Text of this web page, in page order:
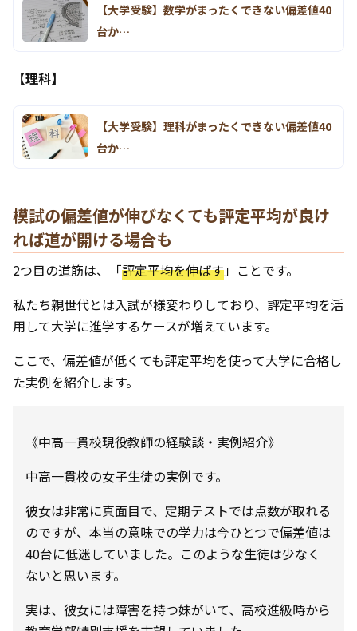
【大学受験】数学がまったくできない偏差値40
台か…
【理科】
【大学受験】理科がまったくできない偏差値40
台か…
模試の偏差値が伸びなくても評定平均が良け
れば道が開ける場合も
2つ目の道筋は、「評定平均を伸ばす」ことです。
私たち親世代とは入試が様変わりしており、評定平均を活
用して大学に進学するケースが増えています。
ここで、偏差値が低くても評定平均を使って大学に合格し
た実例を紹介します。
《中高一貫校現役教師の経験談・実例紹介》
中高一貫校の女子生徒の実例です。
彼女は非常に真面目で、定期テストでは点数が取れる
のですが、本当の意味での学力は今ひとつで偏差値は
40台に低迷していました。このような生徒は少なく
ないと思います。
実は、彼女には障害を持つ妹がいて、高校進級時から